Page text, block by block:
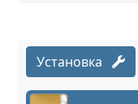
Установка